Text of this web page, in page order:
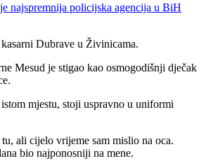
najspremnija policijska agencija u BiH
Dubrave u Živinicama.
Mesud je stigao kao osmogodišnji dječak
mjestu, stoji uspravno u uniformi
ali cijelo vrijeme sam mislio na oca.
bio najponosniji na mene.